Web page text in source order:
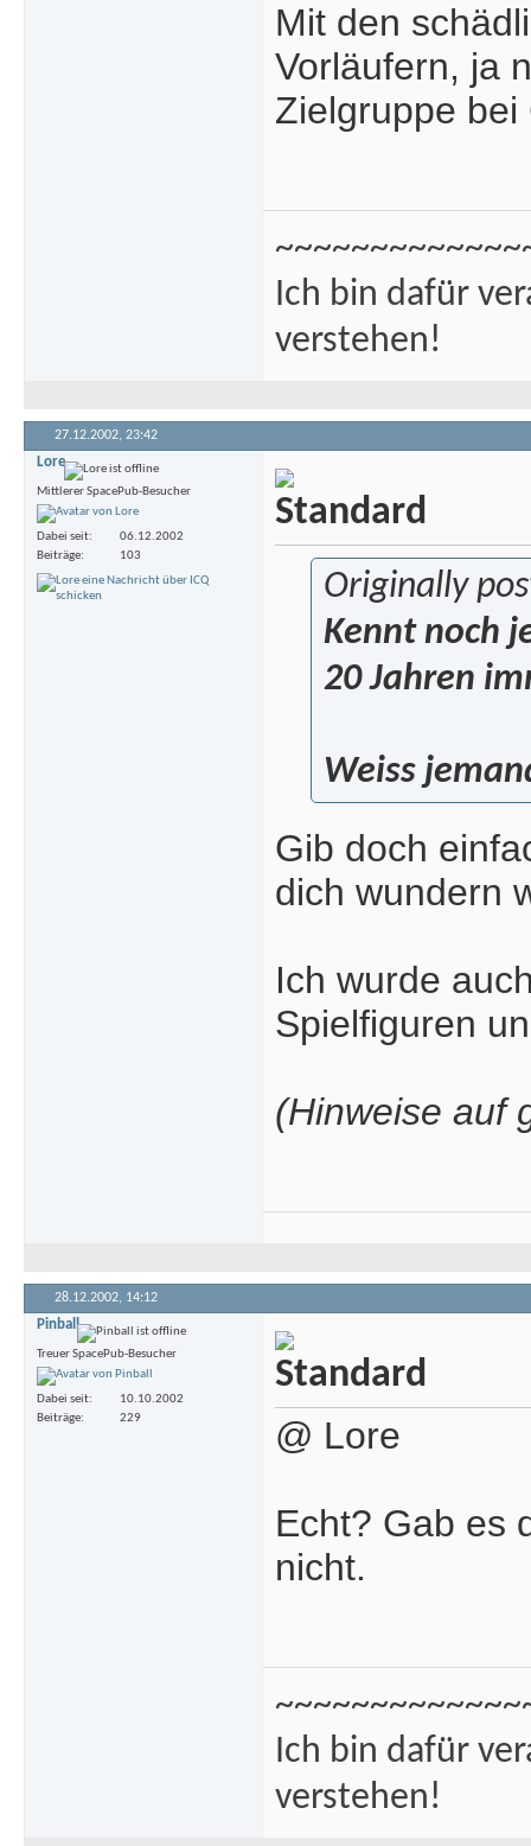
Mit den
Vorläufern, ja
Zielgruppe
Ich bin dafür
verstehen!
27.12.2002, 23:42
Lore
Mittlerer SpacePub-Besucher
Dabei seit
06.12.2002
Beiträge
103
Originally
Kennt noch
20 Jahren
Weiss
Gib doch
dich wundern
Ich wurde
Spielfiguren
(Hinweise auf
28.12.2002, 14:12
Pinball
Treuer SpacePub-Besucher
Dabei seit
10.10.2002
Beiträge
229 @ Lore
Echt? Gab es
nicht.
Ich bin dafür
verstehen!